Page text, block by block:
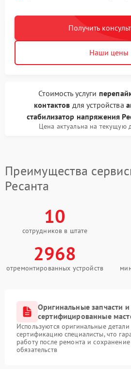
Получить
Наши цены
Стоимость услуги
контактов для устройства
стабилизатор напряжения
Цена актуальна на текущую
Преимущества
Ресанта
10
сотрудников в штате
2968
отремонтированных устройств
Оригинальные запчасти и
сертифицированные
Используются оригинальные
сертификацию специалисты, что
работу после ремонта и
обязательств